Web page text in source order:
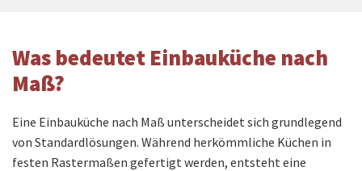
Was bedeutet Einbauküche nach
Maß?
Eine Einbauküche nach Maß unterscheidet sich grundlegend
von Standardlösungen. Während herkömmliche Küchen in
festen Rastermaßen gefertigt werden, entsteht eine